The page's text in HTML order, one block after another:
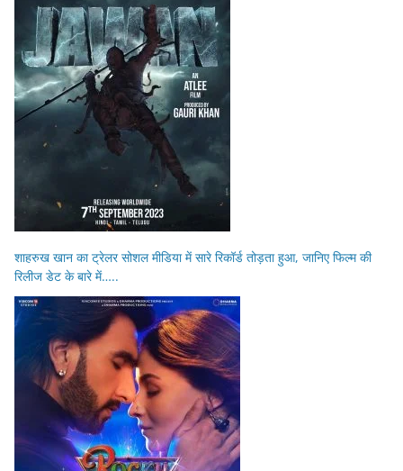
शाहरुख खान का ट्रेलर सोशल मीडिया में सारे रिकॉर्ड तोड़ता हुआ, जानिए फिल्म की
रिलीज डेट के बारे में…..